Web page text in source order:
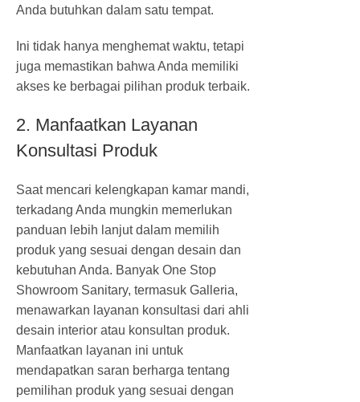
Anda butuhkan dalam satu tempat.
Ini tidak hanya menghemat waktu, tetapi
juga memastikan bahwa Anda memiliki
akses ke berbagai pilihan produk terbaik.
2. Manfaatkan Layanan
Konsultasi Produk
Saat mencari kelengkapan kamar mandi,
terkadang Anda mungkin memerlukan
panduan lebih lanjut dalam memilih
produk yang sesuai dengan desain dan
kebutuhan Anda. Banyak One Stop
Showroom Sanitary, termasuk Galleria,
menawarkan layanan konsultasi dari ahli
desain interior atau konsultan produk.
Manfaatkan layanan ini untuk
mendapatkan saran berharga tentang
pemilihan produk yang sesuai dengan